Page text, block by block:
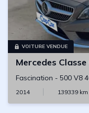
VOITURE VENDUE
Mercedes Classe
Fascination - 500 V8
2014 139339km